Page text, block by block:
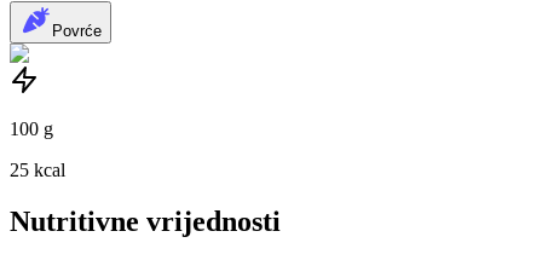
Povrće
100 g
25 kcal
Nutritivne vrijednosti